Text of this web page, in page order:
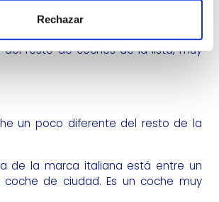
Rechazar
dispone de 87cv y su consumo
del resto de coches de la lista, muy
un poco diferente del resto de la
de la marca italiana está entre un
coche de ciudad. Es un coche muy